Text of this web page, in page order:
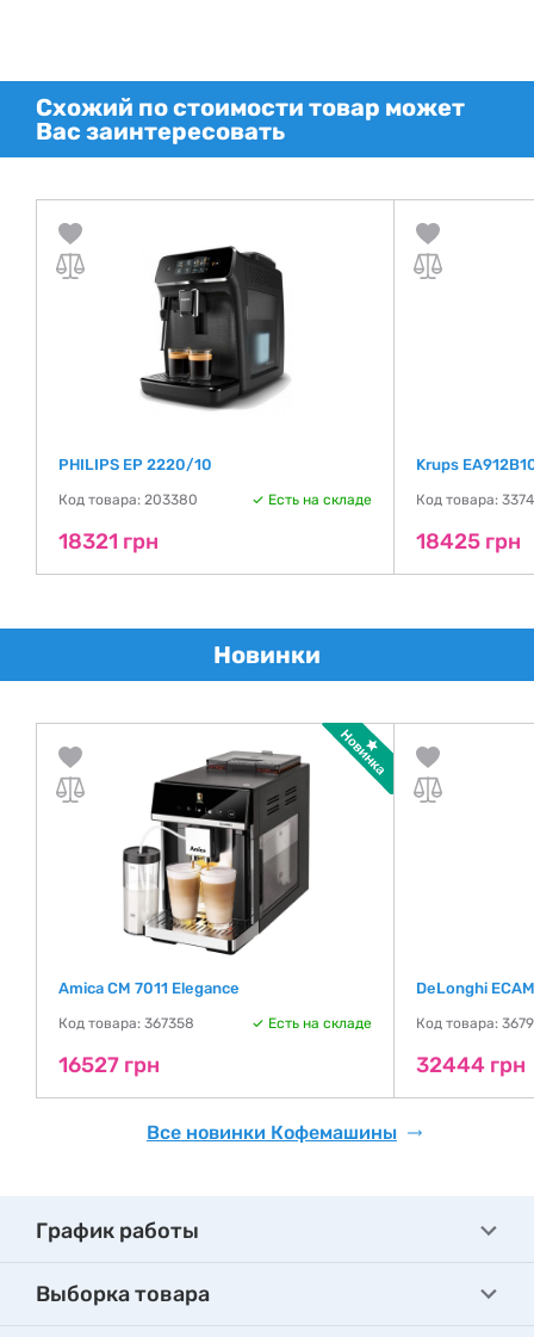
Схожий по стоимости товар может
Вас заинтересовать
PHILIPS EP 2220/10
Код товара: 203380 Есть на складе
18321 грн
Krups
Код товара:
18425 грн
Новинки
Amica CM 7011 Elegance
Код товара: 367358 Есть на складе
16527 грн
DeLonghi
Код товара:
32444 грн
Все новинки Кофемашины
График работы
Выборка товара